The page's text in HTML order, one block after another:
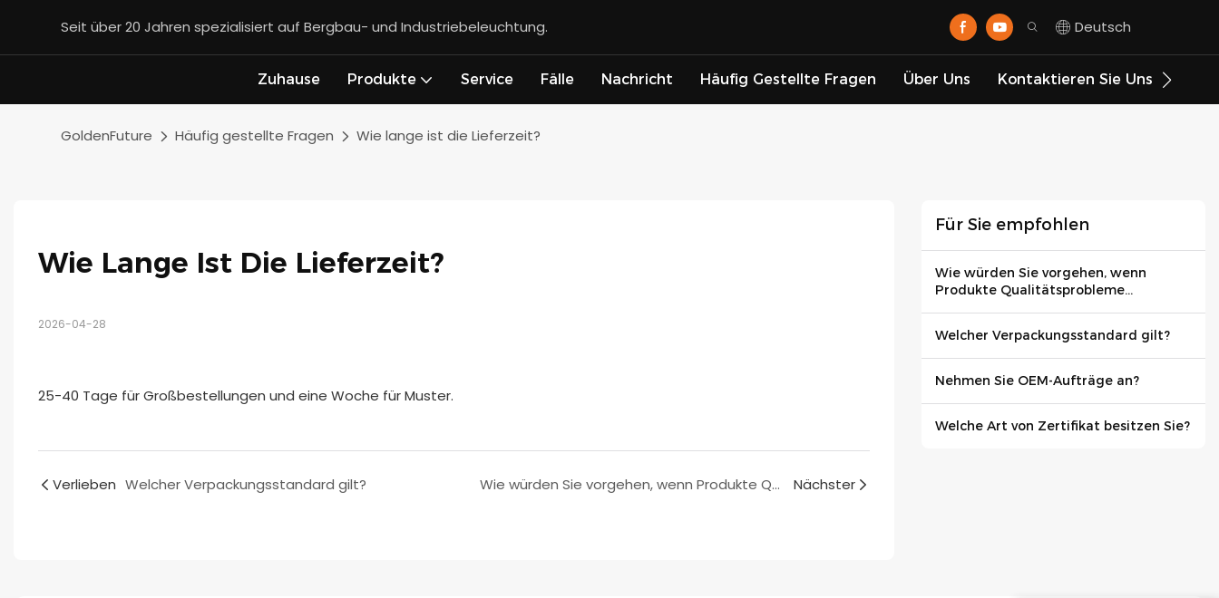
Seit über 20 Jahren spezialisiert auf Bergbau- und Industriebeleuchtung. Deutsch
Zuhause Produkte Service Fälle Nachricht Häufig Gestellte Fragen Über Uns Kontaktieren Sie Uns
GoldenFuture Häufig gestellte Fragen Wie lange ist die Lieferzeit?
Wie Lange Ist Die Lieferzeit?
2026-04-28
25-40 Tage für Großbestellungen und eine Woche für Muster.
Verlieben Welcher Verpackungsstandard gilt? Wie würden Sie vorgehen, wenn Produkte Qualitätsprobleme aufweisen? Nächster
Für Sie empfohlen
Wie würden Sie vorgehen, wenn
Produkte Qualitätsprobleme
Welcher Verpackungsstandard gilt?
Nehmen Sie OEM-Aufträge an?
Welche Art von Zertifikat besitzen Sie?